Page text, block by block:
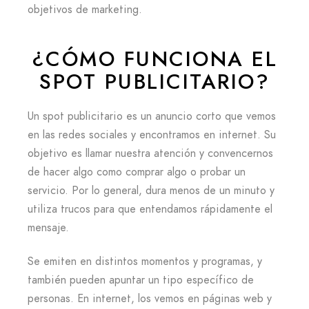
objetivos de marketing.
¿CÓMO FUNCIONA EL
SPOT PUBLICITARIO?
Un spot publicitario es un anuncio corto que vemos
en las redes sociales y encontramos en internet. Su
objetivo es llamar nuestra atención y convencernos
de hacer algo como comprar algo o probar un
servicio. Por lo general, dura menos de un minuto y
utiliza trucos para que entendamos rápidamente el
mensaje.
Se emiten en distintos momentos y programas, y
también pueden apuntar un tipo específico de
personas. En internet, los vemos en páginas web y